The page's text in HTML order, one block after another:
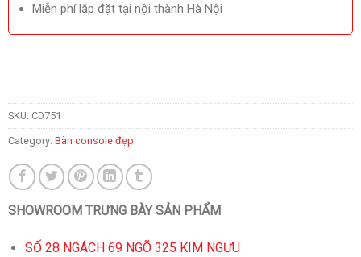
Miễn phí lắp đặt tại nội thành Hà Nội
SKU: CD751
Category: Bàn console đẹp
SHOWROOM TRƯNG BÀY SẢN PHẨM
SỐ 28 NGÁCH 69 NGÕ 325 KIM NGƯU